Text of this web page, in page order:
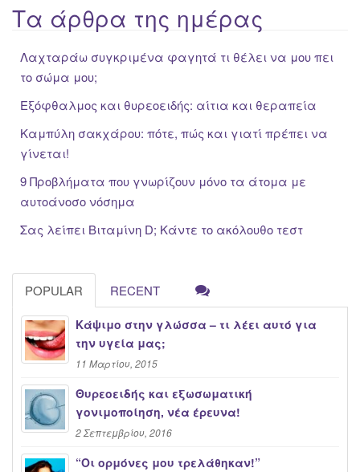
Τα άρθρα της ημέρας
Λαχταράω συγκριμένα φαγητά τι θέλει να μου πει
το σώμα μου;
Εξόφθαλμος και θυρεοειδής: αίτια και θεραπεία
Καμπύλη σακχάρου: πότε, πώς και γιατί πρέπει να
γίνεται!
9 Προβλήματα που γνωρίζουν μόνο τα άτομα με
αυτοάνοσο νόσημα
Σας λείπει Βιταμίνη D; Κάντε το ακόλουθο τεστ
POPULAR RECENT
Κάψιμο στην γλώσσα – τι λέει αυτό για
την υγεία μας;
11 Μαρτίου, 2015
Θυρεοειδής και εξωσωματική
γονιμοποίηση, νέα έρευνα!
2 Σεπτεμβρίου, 2016
“Oι ορμόνες μου τρελάθηκαν!”